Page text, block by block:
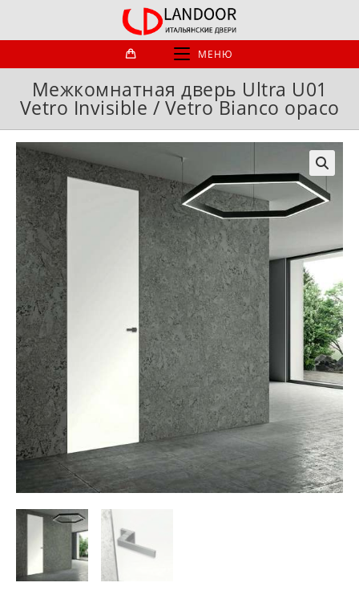
МЕНЮ
Межкомнатная дверь Ultra U01
Vetro Invisible / Vetro Bianco opaco
🔍